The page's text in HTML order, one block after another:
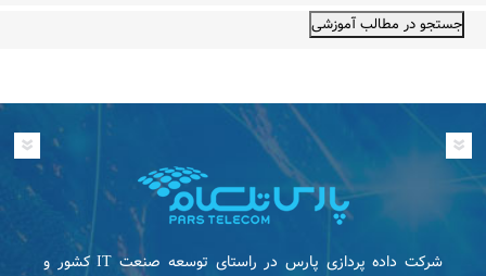
شرکت داده پردازی پارس در راستای توسعه صنعت IT كشور و